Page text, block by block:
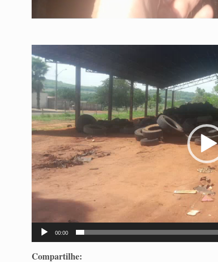
Tocador
de
vídeo
00:00
Compartilhe: